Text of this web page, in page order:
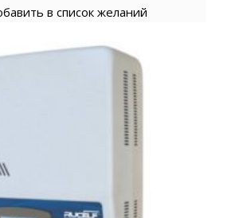
в список желаний